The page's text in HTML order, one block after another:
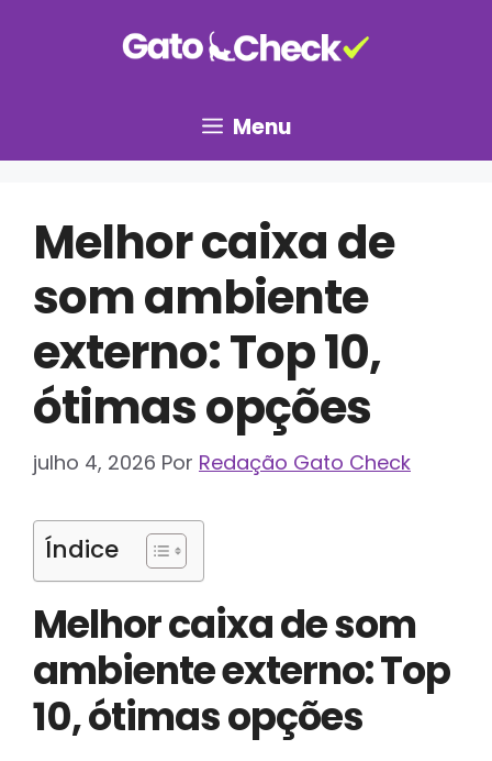
Menu
Melhor caixa de
som ambiente
externo: Top 10,
ótimas opções
julho 4, 2026 Por Redação Gato Check
Índice
Melhor caixa de som
ambiente externo: Top
10, ótimas opções